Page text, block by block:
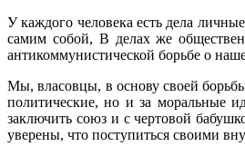
У каждого человека есть дела
самим собой, В делах же
антикоммунистической борьбе о
Мы, власовцы, в основу своей
политические, но и за моральные
заключить союз и с чертовой
уверены, что поступиться свои­ми